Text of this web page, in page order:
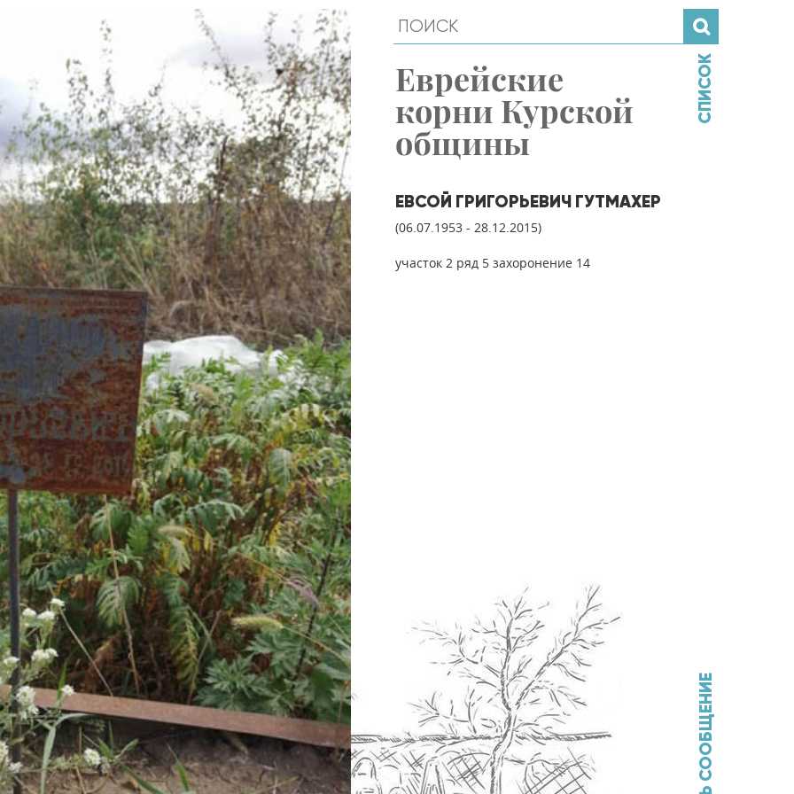
Еврейские
корни Курской
общины
ЕВСОЙ ГРИГОРЬЕВИЧ ГУТМАХЕР
(06.07.1953 - 28.12.2015)
участок 2 ряд 5 захоронение 14
СПИСОК